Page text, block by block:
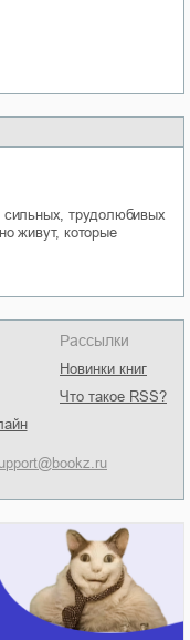
трудолюбивых
живут, которые
Рассылки
Новинки книг
Что такое RSS?